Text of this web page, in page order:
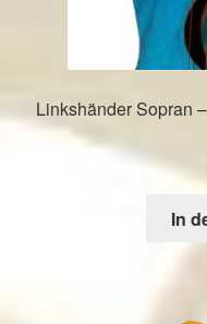
Linkshänder Sopran
In